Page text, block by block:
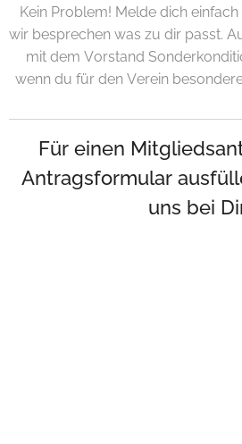
Kein Problem! Melde dich
wir besprechen was zu dir passt.
mit dem Vorstand
wenn du für den Verein
Für einen
Antragsformular
uns bei